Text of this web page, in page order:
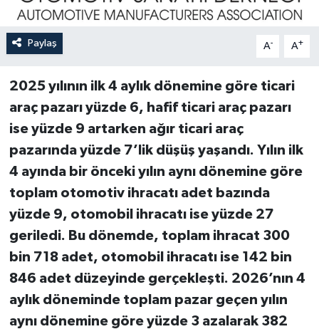
Paylaş A- A+
2025 yılının ilk 4 aylık dönemine göre ticari
araç pazarı yüzde 6, hafif ticari araç pazarı
ise yüzde 9 artarken ağır ticari araç
pazarında yüzde 7’lik düşüş yaşandı. Yılın ilk
4 ayında bir önceki yılın aynı dönemine göre
toplam otomotiv ihracatı adet bazında
yüzde 9, otomobil ihracatı ise yüzde 27
geriledi. Bu dönemde, toplam ihracat 300
bin 718 adet, otomobil ihracatı ise 142 bin
846 adet düzeyinde gerçekleşti. 2026’nın 4
aylık döneminde toplam pazar geçen yılın
aynı dönemine göre yüzde 3 azalarak 382